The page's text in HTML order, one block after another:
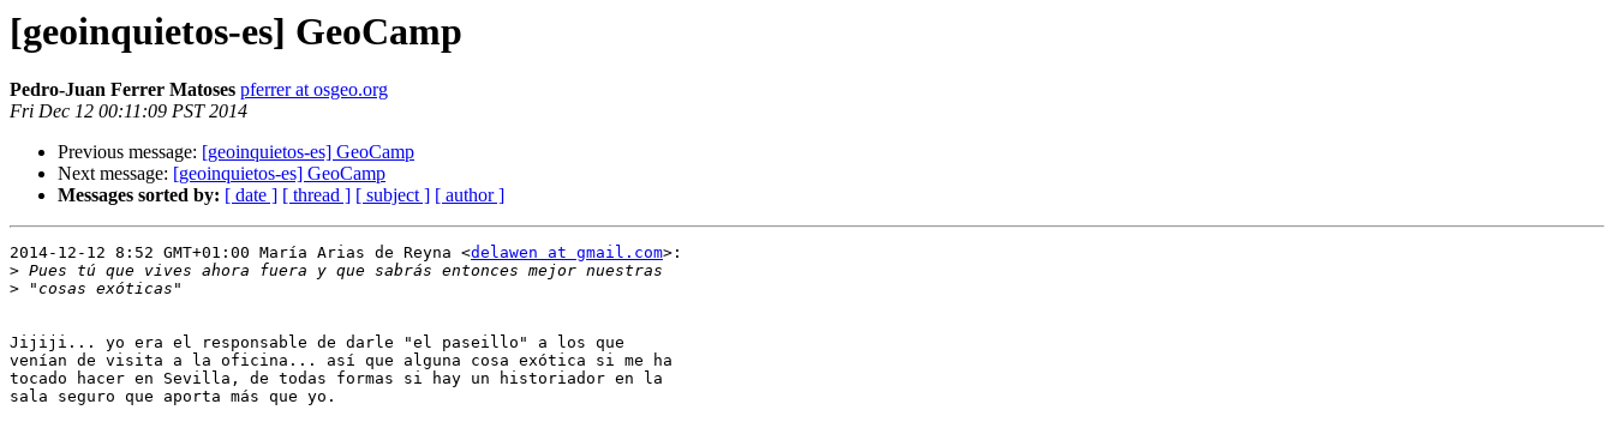
[geoinquietos-es] GeoCamp
Pedro-Juan Ferrer Matoses pferrer at osgeo.org
Fri Dec 12 00:11:09 PST 2014
Previous message: [geoinquietos-es] GeoCamp
Next message: [geoinquietos-es] GeoCamp
Messages sorted by: [ date ] [ thread ] [ subject ] [ author ]
2014-12-12 8:52 GMT+01:00 María Arias de Reyna <delawen at gmail.com>:
>
>
Jijiji... yo era el responsable de darle "el paseillo" a los que
venían de visita a la oficina... así que alguna cosa exótica si me ha
tocado hacer en Sevilla, de todas formas si hay un historiador en la
sala seguro que aporta más que yo.